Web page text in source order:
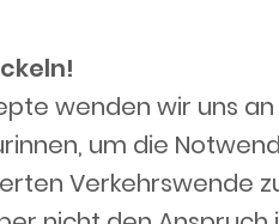
wenden wir uns
um die
Verkehrswende